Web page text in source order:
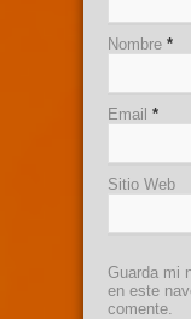
Nombre *
Email *
Sitio Web
Guarda mi
en este
comente.